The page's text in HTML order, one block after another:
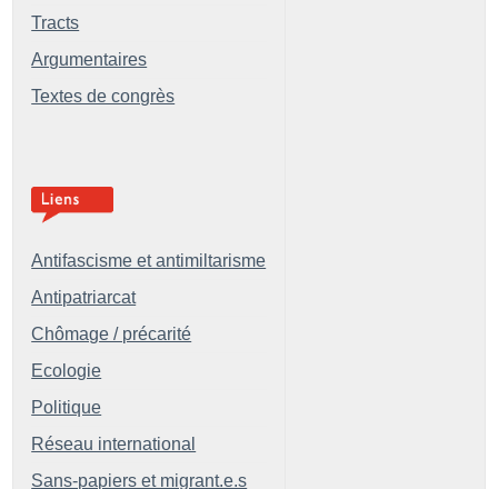
Tracts
Argumentaires
Textes de congrès
Antifascisme et antimiltarisme
Antipatriarcat
Chômage / précarité
Ecologie
Politique
Réseau international
Sans-papiers et migrant.e.s